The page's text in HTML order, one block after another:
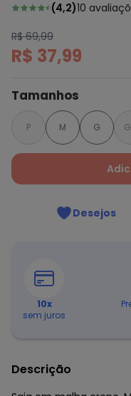
(4,2)10
R$ 69,99
R$ 37,99
Tamanhos
P M G
Desejos
10x
sem juros
Descrição